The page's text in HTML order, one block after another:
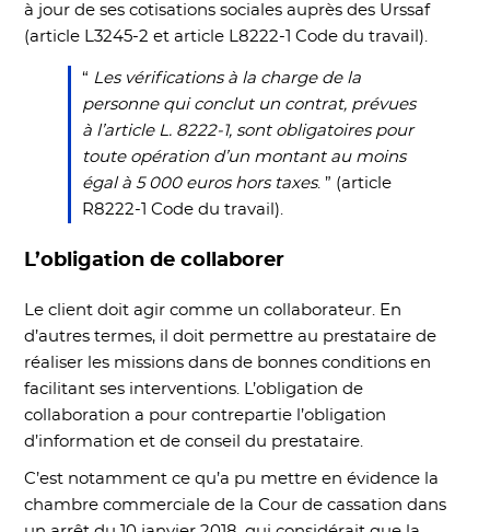
à jour de ses cotisations sociales auprès des Urssaf
(article L3245-2 et article L8222-1 Code du travail).
“ Les vérifications à la charge de la
personne qui conclut un contrat, prévues
à l’article L. 8222-1, sont obligatoires pour
toute opération d’un montant au moins
égal à 5 000 euros hors taxes. ” (article
R8222-1 Code du travail).
L’obligation de collaborer
Le client doit agir comme un collaborateur. En
d’autres termes, il doit permettre au prestataire de
réaliser les missions dans de bonnes conditions en
facilitant ses interventions. L’obligation de
collaboration a pour contrepartie l’obligation
d’information et de conseil du prestataire.
C’est notamment ce qu’a pu mettre en évidence la
chambre commerciale de la Cour de cassation dans